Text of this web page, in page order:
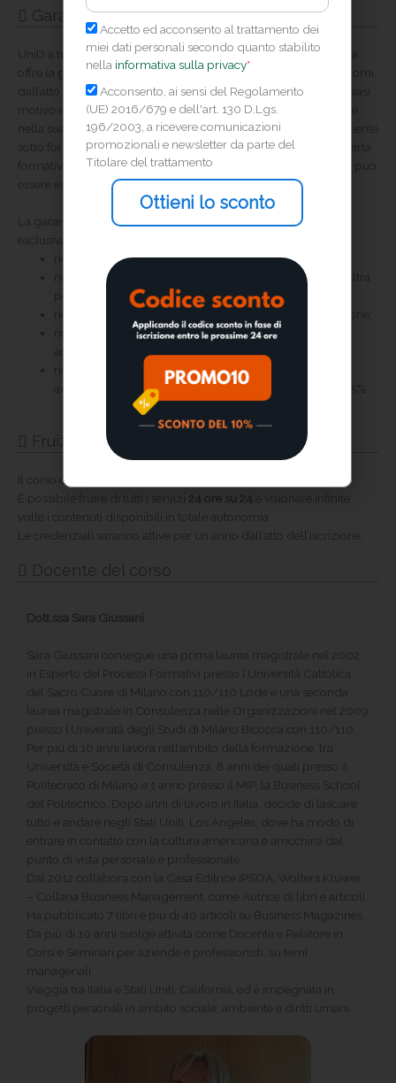
Garanzia soddisfatto o rimborsato
UniD a tutela del consumatore e per favorire la propria clientela
offre la
garanzia soddisfatto o rimborsato. Il cliente, entro 10 giorni
dall’atto dell’iscrizione, ha la facoltà di cambiare idea per qualsiasi
motivo e di richiedere il rimborso della quota di partecipazione
nella sua totalità. Il rimborso viene corrisposto da UniD Srl al cliente
sotto forma di crediti spendibili per qualunque tipologia di offerta
formativa proposta suwww.unidformazione.com
. Tale facoltà può
essere esercitata dal cliente una volta l’anno.
La garanzia soddisfatto o rimborsato non viene applicata
esclusivamente nei seguenti casi:
richiesta di rimborso senza ricevuta di acquisto;
richiesta di rimborso per un prodotto acquistato da un’altra
richiesta di rimborso oltre i 10 giorni dall’atto dell’iscrizione;
richiesta di rimborso per corsi, prodotti o servizi non
richiesta di rimborso di un corso in cui lo stato di
avanzamento della fruizione sia uguale o superiore al 25%.
Fruizione del corso
Il corso è immediatamente
È possibile fruire di tutti i servizi
24 ore su 24
volte i contenuti disponibili in totale autonomia.
Le credenziali saranno attive per un anno dall’atto dell’iscrizione.
Docente del corso
Dott.ssa Sara Giussani
Sara Giussani consegue una prima laurea magistrale nel 2002
in Esperto dei Processi Formativi presso l’Università Cattolica
del Sacro Cuore di Milano con 110/110 Lode e una seconda
laurea magistrale in Consulenza nelle Organizzazioni nel 2009
presso l’Università degli Studi di Milano Bicocca con 110/110.
Per più di 10 anni lavora nell’ambito della formazione, tra
Università e Società di Consulenza, 8 anni dei quali presso il
Politecnico di Milano e 1 anno presso il MIP, la Business School
del Politecnico. Dopo anni di lavoro in Italia, decide di lasciare
tutto e andare negli Stati Uniti, Los Angeles, dove ha modo di
entrare in contatto con la cultura americana e arricchirsi dal
punto di vista personale e professionale.
Dal 2012 collabora con la Casa Editrice IPSOA, Wolters Kluwer
– Collana Business Management, come Autrice di libri e articoli.
Ha pubblicato 7 libri e più di 40 articoli su Business Magazines.
Da più di 10 anni svolge attività come Docente e Relatore in
Corsi e Seminari per aziende e professionisti, su temi
manageriali.
Viaggia tra Italia e Stati Uniti, California, ed è impegnata in
progetti personali in ambito sociale, ambiente e diritti umani.
Privacy
Accetto ed acconsento al trattamento dei
miei dati personali secondo quanto stabilito
nella informativa sulla privacy*
Marketing
Acconsento, ai sensi del Regolamento
(UE) 2016/679 e dell'art. 130 D.Lgs.
196/2003, a ricevere comunicazioni
promozionali e newsletter da parte del
Titolare del trattamento
Ottieni lo sconto